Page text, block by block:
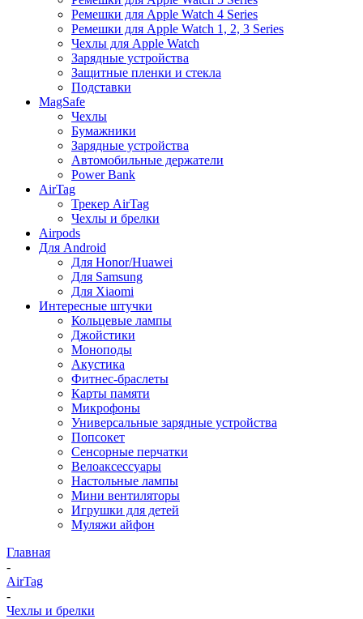
Ремешки для Apple Watch 4 Series
Ремешки для Apple Watch 1, 2, 3 Series
Чехлы для Apple Watch
Зарядные устройства
Защитные пленки и стекла
Подставки
MagSafe
Чехлы
Бумажники
Зарядные устройства
Автомобильные держатели
Power Bank
AirTag
Трекер AirTag
Чехлы и брелки
Airpods
Для Android
Для Honor/Huawei
Для Samsung
Для Xiaomi
Интересные штучки
Кольцевые лампы
Джойстики
Моноподы
Акустика
Фитнес-браслеты
Карты памяти
Микрофоны
Универсальные зарядные устройства
Попсокет
Сенсорные перчатки
Велоаксессуары
Настольные лампы
Мини вентиляторы
Игрушки для детей
Муляжи айфон
Главная
-
AirTag
-
Чехлы и брелки